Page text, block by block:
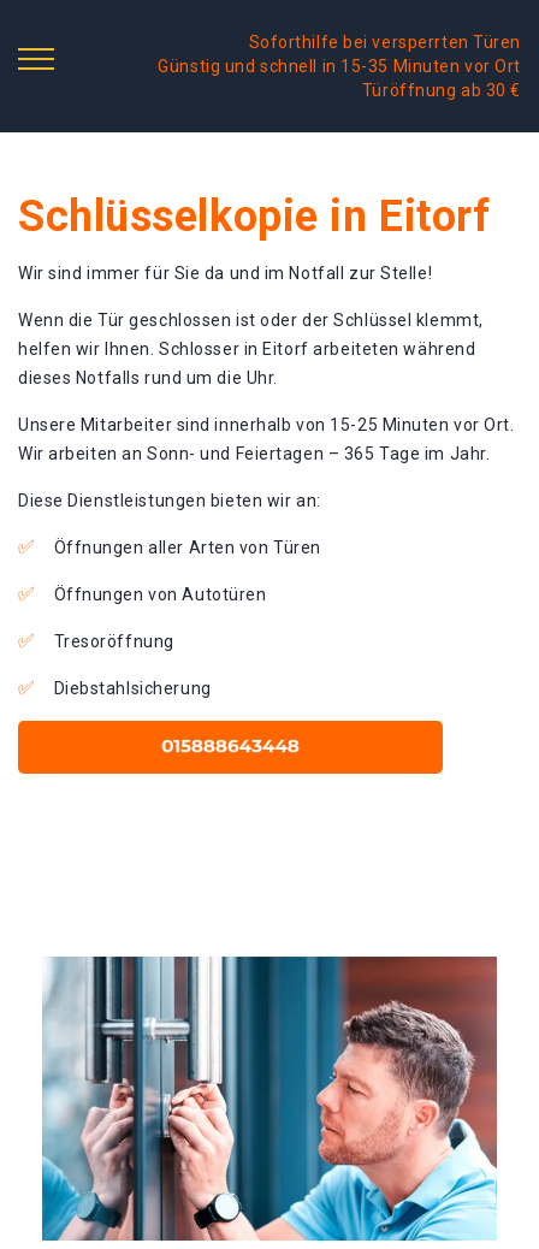
Soforthilfe bei versperrten Türen
Günstig und schnell in 15-35 Minuten vor Ort
Türöffnung ab 30 €
Schlüsselkopie in Eitorf
Wir sind immer für Sie da und im Notfall zur Stelle!
Wenn die Tür geschlossen ist oder der Schlüssel klemmt,
helfen wir Ihnen. Schlosser in Eitorf arbeiteten während
dieses Notfalls rund um die Uhr.
Unsere Mitarbeiter sind innerhalb von 15-25 Minuten vor Ort.
Wir arbeiten an Sonn- und Feiertagen – 365 Tage im Jahr.
Diese Dienstleistungen bieten wir an:
Öffnungen aller Arten von Türen
Öffnungen von Autotüren
Tresoröffnung
Diebstahlsicherung